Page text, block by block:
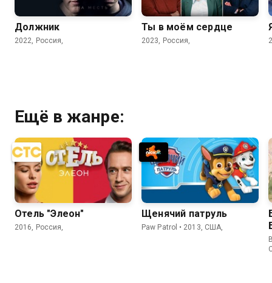
Должник
2022, Россия,
Ты в моём сердце
2023, Россия,
Ещё в жанре:
Отель "Элеон"
2016, Россия,
Щенячий патруль
Paw Patrol • 2013, США,